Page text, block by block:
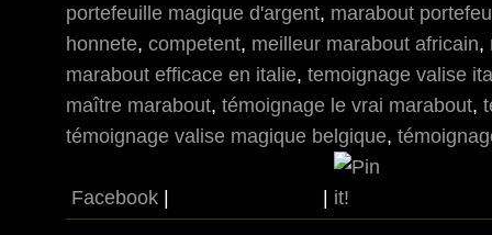
portefeuille magique d'argent, marabout
honnete, competent, meilleur marabout africain,
marabout efficace en italie, temoignage valise
maître marabout, témoignage le vrai marabout,
témoignage valise magique belgique,
Facebook | |